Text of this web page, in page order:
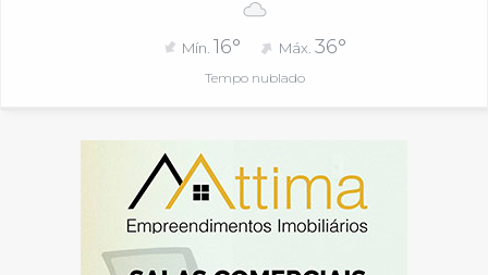
Mín. 16° Máx.36°
Tempo nublado